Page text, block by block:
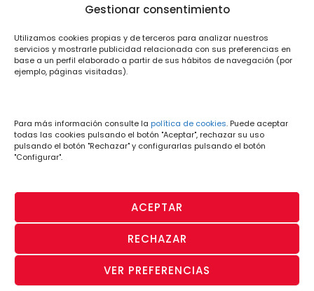
Gestionar consentimiento
Utilizamos cookies propias y de terceros para analizar nuestros
servicios y mostrarle publicidad relacionada con sus preferencias en
base a un perfil elaborado a partir de sus hábitos de navegación (por
ejemplo, páginas visitadas).
Para más información consulte la política de cookies. Puede aceptar
todas las cookies pulsando el botón "Aceptar", rechazar su uso
pulsando el botón "Rechazar" y configurarlas pulsando el botón
"Configurar".
ACEPTAR
RECHAZAR
VER PREFERENCIAS
Condiciones de
Uso
de
Cookies
Privacidad